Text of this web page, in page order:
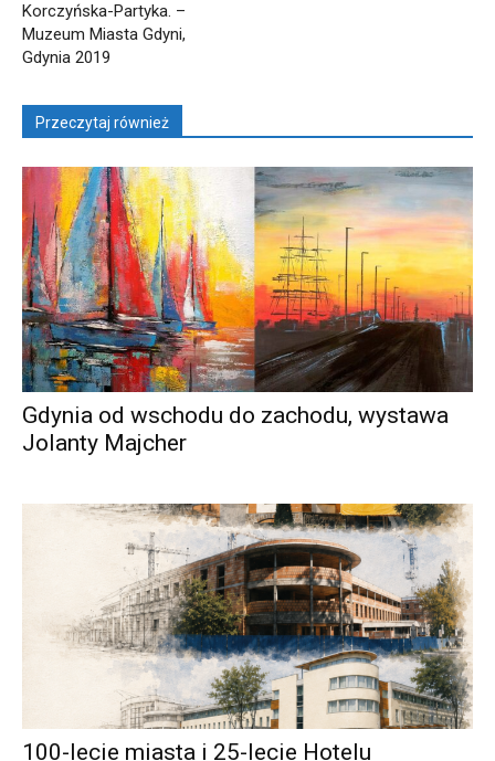
Korczyńska-Partyka. –
Muzeum Miasta Gdyni,
Gdynia 2019
Przeczytaj również
Gdynia od wschodu do zachodu, wystawa
Jolanty Majcher
100-lecie miasta i 25-lecie Hotelu